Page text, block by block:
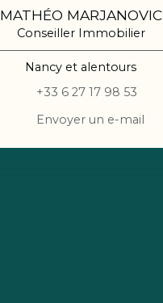
MATHÉO MARJANOVIC
Conseiller Immobilier
Nancy et alentours
+33 6 27 17 98 53
Envoyer un e-mail